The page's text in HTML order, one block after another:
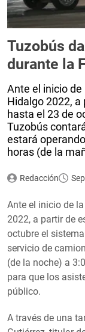
Tuzobús
durante la
Ante el inicio de
Hidalgo 2022,
hasta el 23 de
Tuzobús
estará
horas (de la
Redacción
Ante el inicio de
2022, a partir de
octubre el
servicio de
(de la noche) a
para que los
público.
A través de una